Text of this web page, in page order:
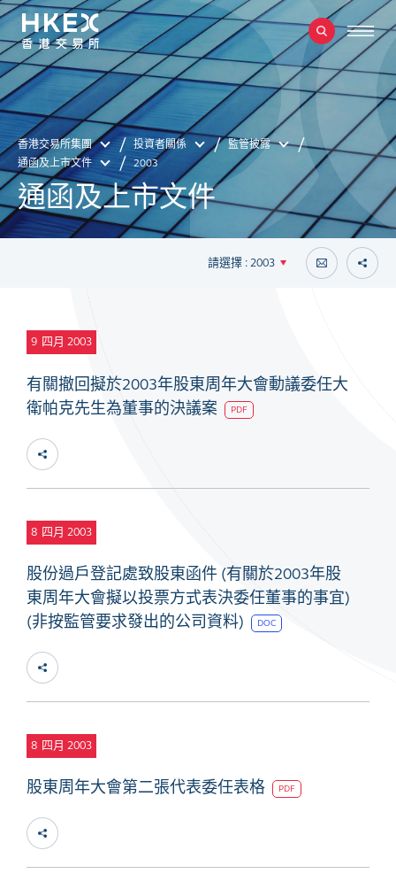
香港交易所集團 投資者關係
監管披露
通函及上市文件
2003
通函及上市文件
請選擇 : 2003
9 四月 2003
有關撤回擬於2003年股東周年大會動議委任大
衛帕克先生為董事的決議案
PDF
8 四月 2003
股份過戶登記處致股東函件 (有關於2003年股
東周年大會擬以投票方式表決委任董事的事宜)
(非按監管要求發出的公司資料)
DOC
8 四月 2003
股東周年大會第二張代表委任表格 PDF